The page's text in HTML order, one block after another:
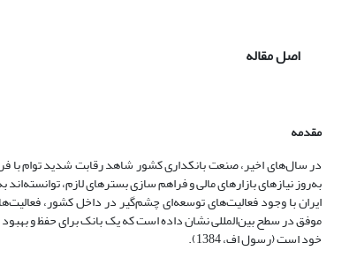
اصل مقاله
مقدمه
به‌روز نیازهای بازارهای مالی و فراهم سازی بسترهای لازم،
موفق در سطح بین‌المللی نشان داده است که یک بانک برای حفظ و بهبود
خود است (رسول اف، 1384).